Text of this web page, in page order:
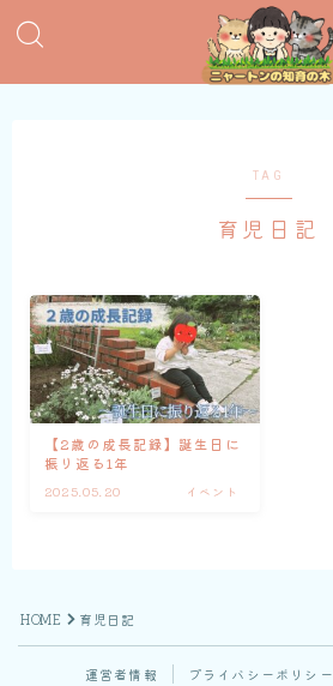
MENU
おうち英語
知育おもちゃ
知って得する子育て情報
TAG
育児日記
【2歳の成長記録】誕生日に
振り返る1年
2025.05.20 イベント
HOME 育児日記
運営者情報 プライバシーポリシー